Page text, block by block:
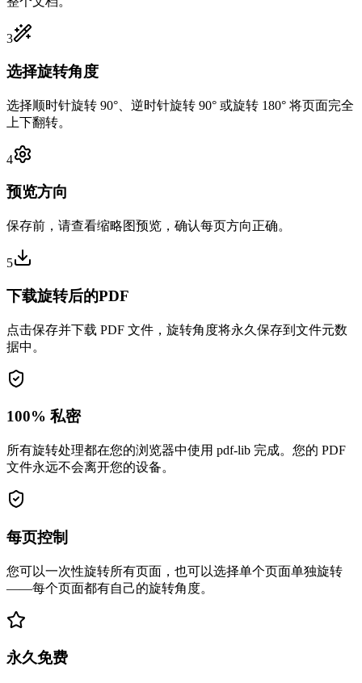
3
选择旋转角度
选择顺时针旋转 90°、逆时针旋转 90° 或旋转 180° 将页面完全
上下翻转。
4
预览方向
保存前，请查看缩略图预览，确认每页方向正确。
5
下载旋转后的PDF
点击保存并下载 PDF 文件，旋转角度将永久保存到文件元数
据中。
100% 私密
所有旋转处理都在您的浏览器中使用 pdf-lib 完成。您的 PDF
文件永远不会离开您的设备。
每页控制
您可以一次性旋转所有页面，也可以选择单个页面单独旋转
——每个页面都有自己的旋转角度。
永久免费